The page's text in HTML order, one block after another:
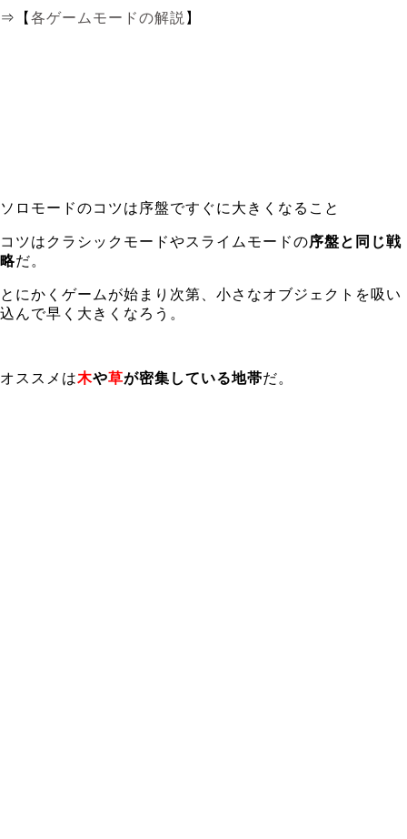
⇒【 各ゲームモードの解説 】
ソロモードのコツは序盤ですぐに大きくなること
コツはクラシックモードやスライムモードの序盤と同じ戦
略だ。
とにかくゲームが始まり次第、小さなオブジェクトを吸い
込んで早く大きくなろう。
オススメは木や草が密集している地帯だ。